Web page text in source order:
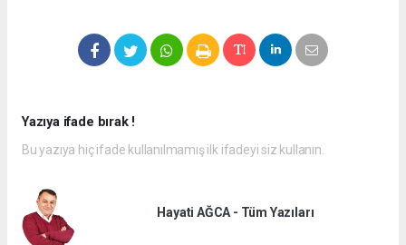
Yazıya ifade bırak !
Bu yazıya hiç ifade kullanılmamış ilk ifadeyi siz kullanın.
Hayati AĞCA - Tüm Yazıları